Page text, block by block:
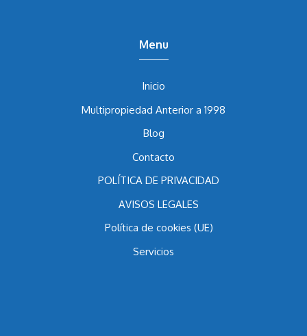
Inicio
Multipropiedad Anterior a 1998
Blog
Contacto
POLÍTICA DE PRIVACIDAD
AVISOS LEGALES
Política de cookies (UE)